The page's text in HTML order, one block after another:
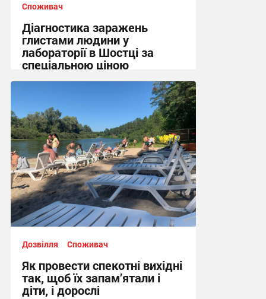
Споживач
Діагностика заражень
глистами людини у
лабораторії в Шостці за
спеціальною ціною
Дозвілля Споживач
Як провести спекотні вихідні
так, щоб їх запам’ятали і
діти, і дорослі